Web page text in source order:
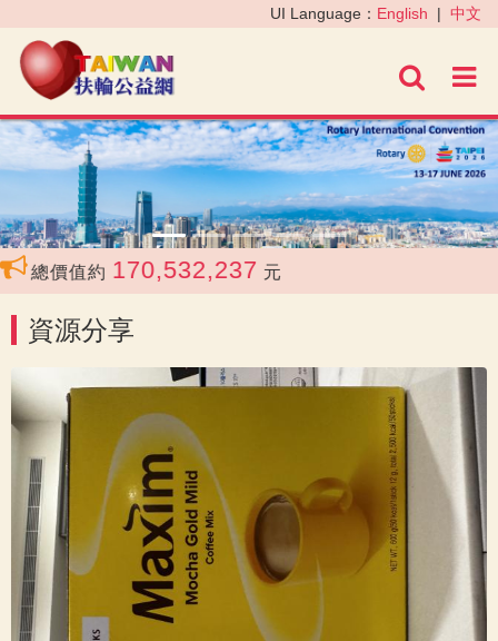
進階
UI Language： English | 中文
‹ ›
總價值約 170,532,237 元
資源分享